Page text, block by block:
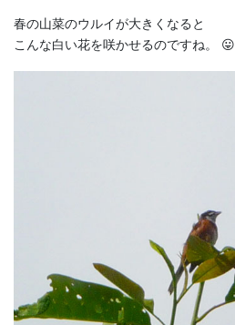
春の山菜のウルイが大きくなると
こんな白い花を咲かせるのですね。 😛